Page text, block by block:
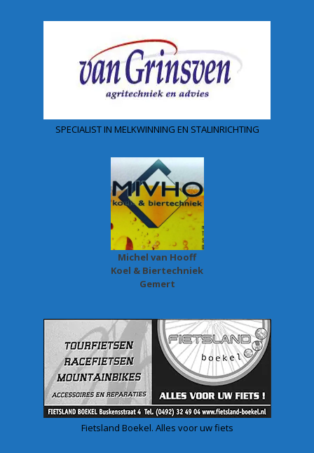
SPECIALIST IN MELKWINNING EN STALINRICHTING
Michel van Hooff
Koel & Biertechniek
Gemert
Fietsland Boekel. Alles voor uw fiets